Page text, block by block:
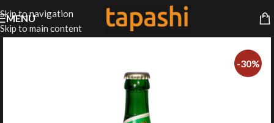
Skip to navigation
Skip to main content
MENU
-30%